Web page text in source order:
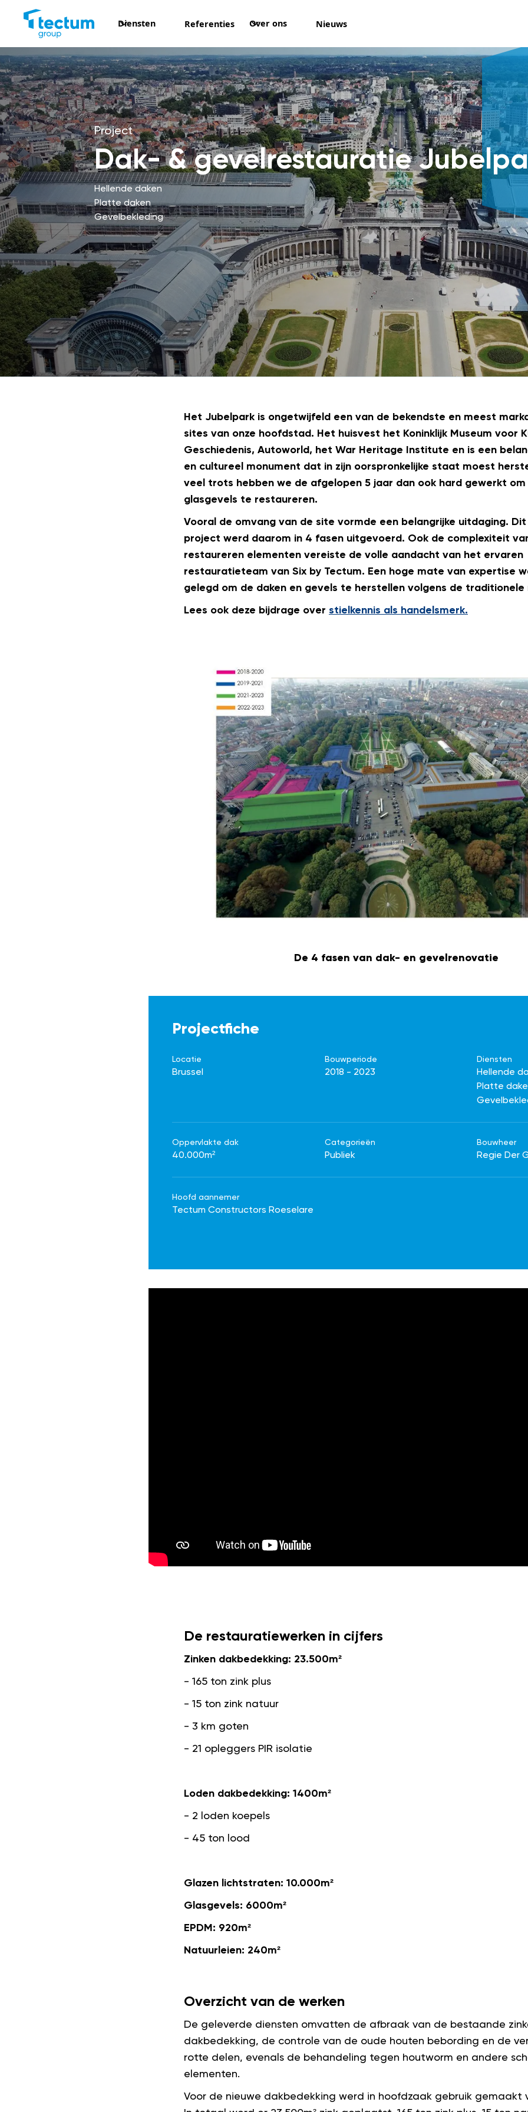
Diensten Referenties Over ons Nieuws
Project
Dak- & gevelrestauratie
Hellende daken
Platte daken
Gevelbekleding
Het Jubelpark is ongetwijfeld een van de bekendste en meest
sites van onze hoofdstad. Het huisvest het Koninklijk Museum voor
Geschiedenis, Autoworld, het War Heritage Institute en is een
en cultureel monument dat in zijn oorspronkelijke staat moest
veel trots hebben we de afgelopen 5 jaar dan ook hard gewerkt om
glasgevels te restaureren.
Vooral de omvang van de site vormde een belangrijke uitdaging.
project werd daarom in 4 fasen uitgevoerd. Ook de complexiteit
restaureren elementen vereiste de volle aandacht van het ervaren
restauratieteam van Six by Tectum. Een hoge mate van expertise
gelegd om de daken en gevels te herstellen volgens de traditionele
Lees ook deze bijdrage over stielkennis als handelsmerk.
De 4 fasen van dak- en gevelrenovatie
Projectfiche
Locatie
Brussel
Bouwperiode
2018 - 2023
Diensten
Hellende
Platte
Oppervlakte dak
40.000m²
Categorieën
Publiek
Bouwheer
Regie Der
Hoofd aannemer
Tectum Constructors Roeselare
De restauratiewerken in cijfers
Zinken dakbedekking: 23.500m²
- 165 ton zink plus
- 15 ton zink natuur
- 3 km goten
- 21 opleggers PIR isolatie
Loden dakbedekking: 1400m²
- 2 loden koepels
- 45 ton lood
Glazen lichtstraten: 10.000m²
Glasgevels: 6000m²
EPDM: 920m²
Natuurleien: 240m²
Overzicht van de werken
De geleverde diensten omvatten de afbraak van de bestaande
dakbedekking, de controle van de oude houten bebording en de
rotte delen, evenals de behandeling tegen houtworm en andere
elementen.
Voor de nieuwe dakbedekking werd in hoofdzaak gebruik gemaakt